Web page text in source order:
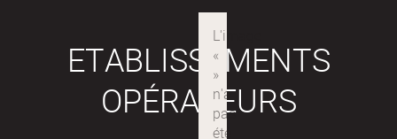
ETABLISSEMENTS
OPÉRATEURS